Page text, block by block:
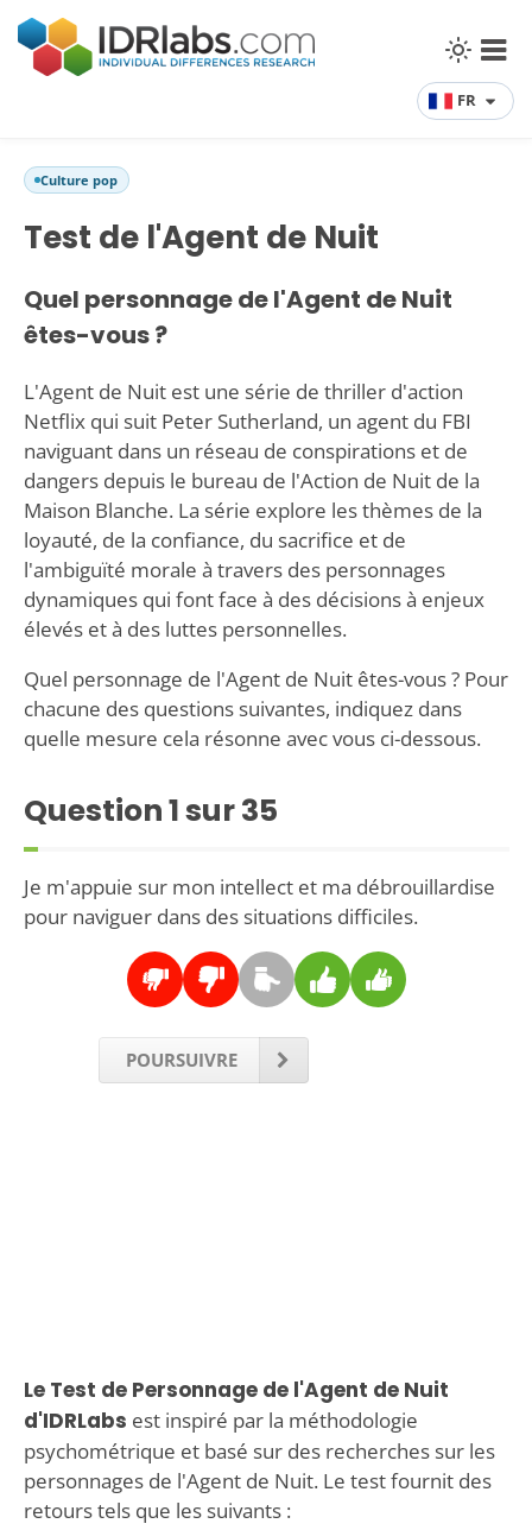
FR
Culture pop
Test de l'Agent de Nuit
Quel personnage de l'Agent de Nuit
êtes-vous ?
L'Agent de Nuit est une série de thriller d'action
Netflix qui suit Peter Sutherland, un agent du FBI
naviguant dans un réseau de conspirations et de
dangers depuis le bureau de l'Action de Nuit de la
Maison Blanche. La série explore les thèmes de la
loyauté, de la confiance, du sacrifice et de
l'ambiguïté morale à travers des personnages
dynamiques qui font face à des décisions à enjeux
élevés et à des luttes personnelles.
Quel personnage de l'Agent de Nuit êtes-vous ? Pour
chacune des questions suivantes, indiquez dans
quelle mesure cela résonne avec vous ci-dessous.
Question1sur 35
Je m'appuie sur mon intellect et ma débrouillardise
pour naviguer dans des situations difficiles.
POURSUIVRE
Le Test de Personnage de l'Agent de Nuit
d'IDRLabs est inspiré par la méthodologie
psychométrique et basé sur des recherches sur les
personnages de l'Agent de Nuit. Le test fournit des
retours tels que les suivants :